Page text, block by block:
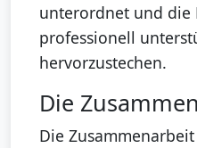
unterordnet und die
professionell
hervorzustechen.
Die
Die